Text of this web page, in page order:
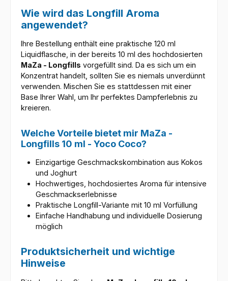
Wie wird das Longfill Aroma
angewendet?
Ihre Bestellung enthält eine praktische 120 ml
Liquidflasche, in der bereits 10 ml des hochdosierten
MaZa - Longfills vorgefüllt sind. Da es sich um ein
Konzentrat handelt, sollten Sie es niemals unverdünnt
verwenden. Mischen Sie es stattdessen mit einer
Base Ihrer Wahl, um Ihr perfektes Dampferlebnis zu
kreieren.
Welche Vorteile bietet mir MaZa -
Longfills 10 ml - Yoco Coco?
Einzigartige Geschmackskombination aus Kokos
und Joghurt
Hochwertiges, hochdosiertes Aroma für intensive
Geschmackserlebnisse
Praktische Longfill-Variante mit 10 ml Vorfüllung
Einfache Handhabung und individuelle Dosierung
möglich
Produktsicherheit und wichtige
Hinweise